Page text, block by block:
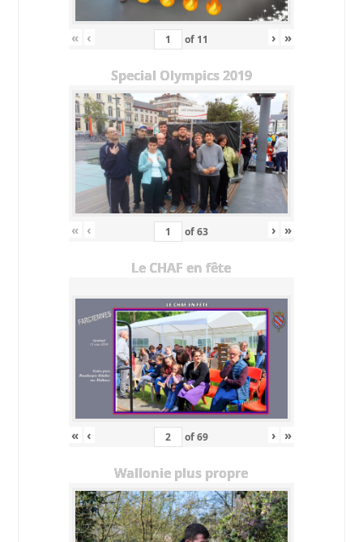
« ‹ of 11 › »
Special Olympics 2019
« ‹ of63 › »
Le CHAF en fête
« ‹ of69 › »
Wallonie plus propre